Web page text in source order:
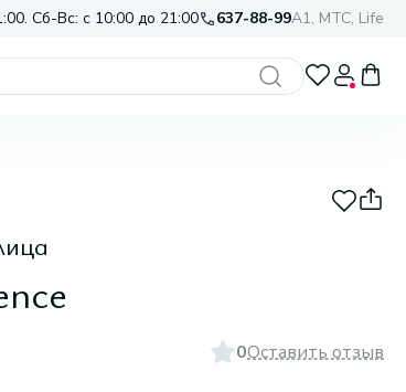
Сб-Вс: с 10:00 до 21:00 637-88-99A1, МТС, Life
0Оставить отзыв